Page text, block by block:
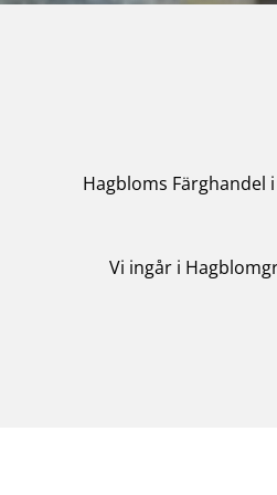
Hagbloms Färghandel
Vi ingår i